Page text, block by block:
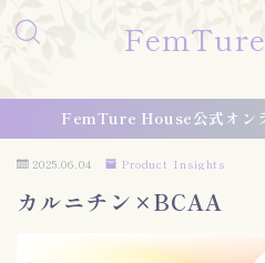
FemTure House公式オン
2025.06.04 Product Insights
カルニチン×BCAA